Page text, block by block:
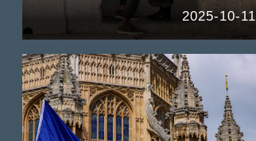
2025-10-11